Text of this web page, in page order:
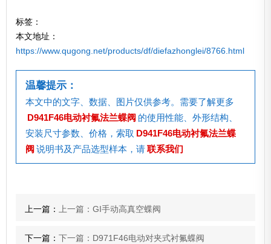
标签：
本文地址：
https://www.qugong.net/products/df/diefazhonglei/8766.html
温馨提示：
本文中的文字、数据、图片仅供参考。需要了解更多
D941F46电动衬氟法兰蝶阀 的使用性能、外形结构、
安装尺寸参数、价格，索取 D941F46电动衬氟法兰蝶
阀 说明书及产品选型样本，请联系我们
上一篇：上一篇：GI手动高真空蝶阀
下一篇：下一篇：D971F46电动对夹式衬氟蝶阀